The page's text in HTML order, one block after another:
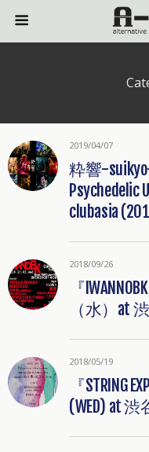
2019/04/07
粋響-suikyo-
Psychedelic
clubasia
2018/09/26
『
（水）at
2018/05/19
『STRING
(WED) at 渋